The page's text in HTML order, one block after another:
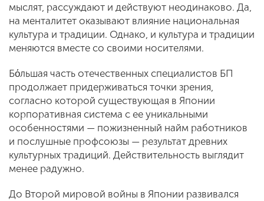
мыслят, рассуждают и действуют неодинаково. Да,
на менталитет оказывают влияние национальная
культура и традиции. Однако, и культура и традиции
меняются вместе со своими носителями.
Бόльшая часть отечественных специалистов БП
продолжает придерживаться точки зрения,
согласно которой существующая в Японии
корпоративная система с ее уникальными
особенностями — пожизненный найм работников
и послушные профсоюзы — результат древних
культурных традиций. Действительность выглядит
менее радужно.
До Второй мировой войны в Японии развивался